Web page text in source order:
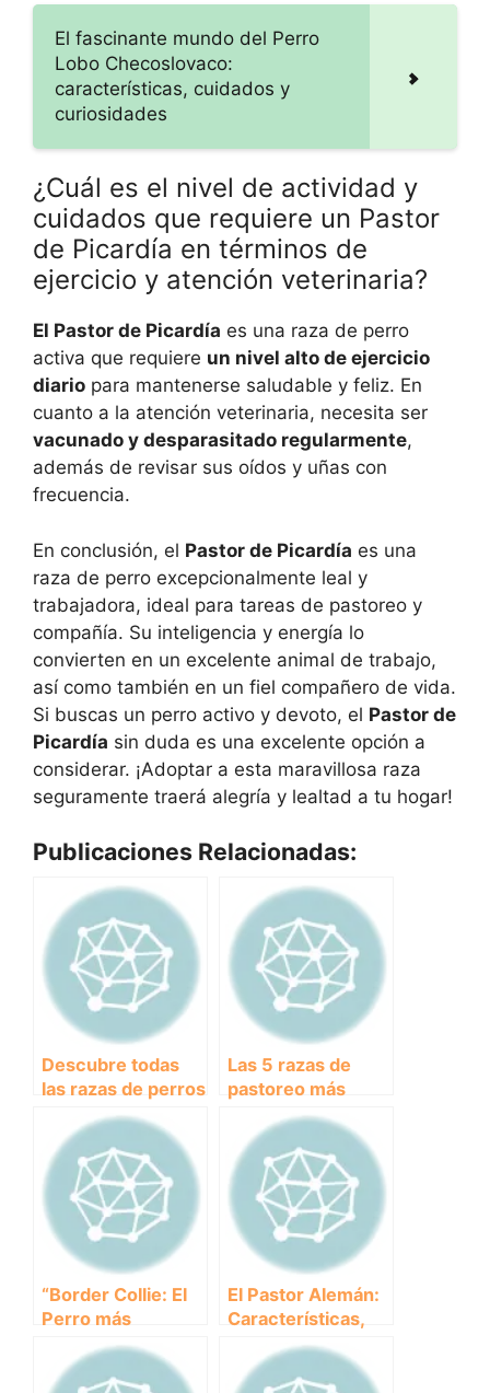
El fascinante mundo del Perro
Lobo Checoslovaco:
características, cuidados y
curiosidades
¿Cuál es el nivel de actividad y
cuidados que requiere un Pastor
de Picardía en términos de
ejercicio y atención veterinaria?
El Pastor de Picardía es una raza de perro
activa que requiere un nivel alto de ejercicio
diario para mantenerse saludable y feliz. En
cuanto a la atención veterinaria, necesita ser
vacunado y desparasitado regularmente,
además de revisar sus oídos y uñas con
frecuencia.
En conclusión, el Pastor de Picardía es una
raza de perro excepcionalmente leal y
trabajadora, ideal para tareas de pastoreo y
compañía. Su inteligencia y energía lo
convierten en un excelente animal de trabajo,
así como también en un fiel compañero de vida.
Si buscas un perro activo y devoto, el Pastor de
Picardía sin duda es una excelente opción a
considerar. ¡Adoptar a esta maravillosa raza
seguramente traerá alegría y lealtad a tu hogar!
Publicaciones Relacionadas:
Descubre todas
las razas de perros
pastor en este
completo artículo
Las 5 razas de
pastoreo más
populares en el
mundo de los
perros:
¡Descúbrelas aquí!
“Border Collie: El
Perro más
Inteligente y
Versátil”
El Pastor Alemán:
Características,
Cuidados y
Curiosidades de